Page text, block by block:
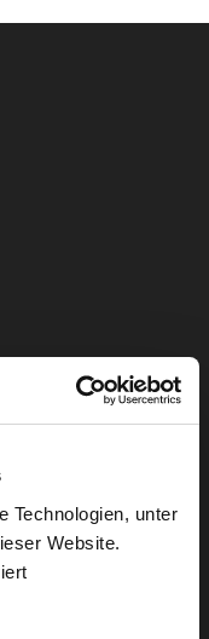
Technologien, unter
Website.